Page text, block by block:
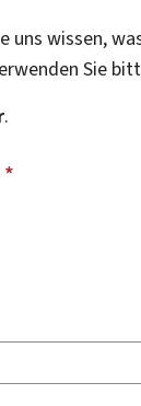
uns wissen,
Sie
.
*